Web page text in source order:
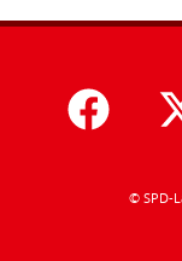
© SPD-